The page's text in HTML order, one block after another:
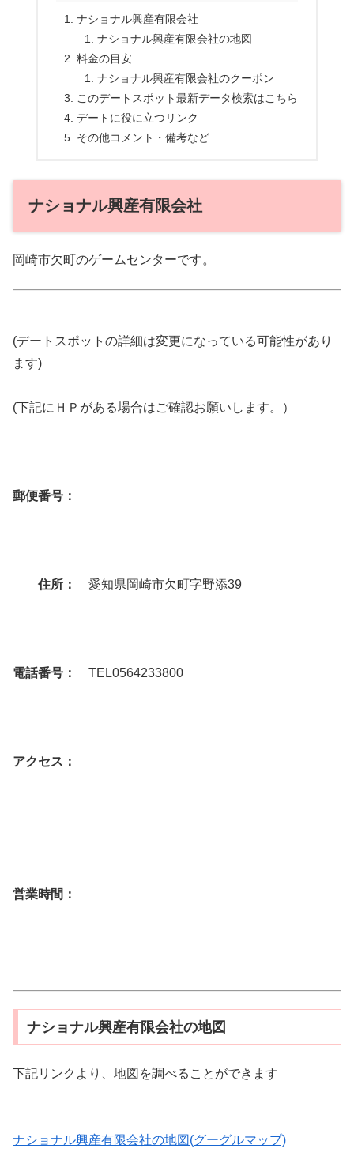
ナショナル興産有限会社
ナショナル興産有限会社の地図
料金の目安
ナショナル興産有限会社のクーポン
このデートスポット最新データ検索はこちら
デートに役に立つリンク
その他コメント・備考など
ナショナル興産有限会社
岡崎市欠町のゲームセンターです。
(デートスポットの詳細は変更になっている可能性があり
ます)
(下記にＨＰがある場合はご確認お願いします。）
郵便番号：
住所： 愛知県岡崎市欠町字野添39
電話番号： TEL0564233800
アクセス：
営業時間：
ナショナル興産有限会社の地図
下記リンクより、地図を調べることができます
ナショナル興産有限会社の地図(グーグルマップ)